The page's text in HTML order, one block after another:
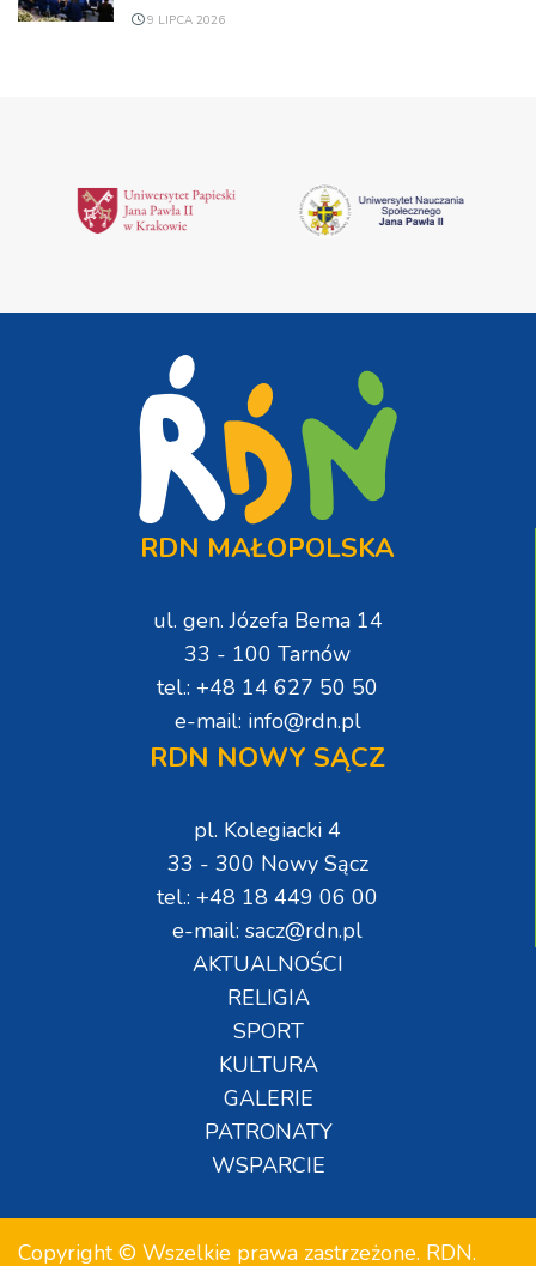
9 LIPCA 2026
RDN MAŁOPOLSKA
ul. gen. Józefa Bema 14
33 - 100 Tarnów
tel.: +48 14 627 50 50
e-mail: info@rdn.pl
RDN NOWY SĄCZ
pl. Kolegiacki 4
33 - 300 Nowy Sącz
tel.: +48 18 449 06 00
e-mail: sacz@rdn.pl
AKTUALNOŚCI
RELIGIA
SPORT
KULTURA
GALERIE
PATRONATY
WSPARCIE
Copyright © Wszelkie prawa zastrzeżone. RDN.